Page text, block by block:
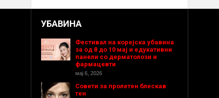
УБАВИНА
Фестивал на корејска убавина
за од 8 до 10 мај и едукативни
панели со дерматолози и
фармацевти
мај 6, 2026
Совети за пролетен блескав
тен